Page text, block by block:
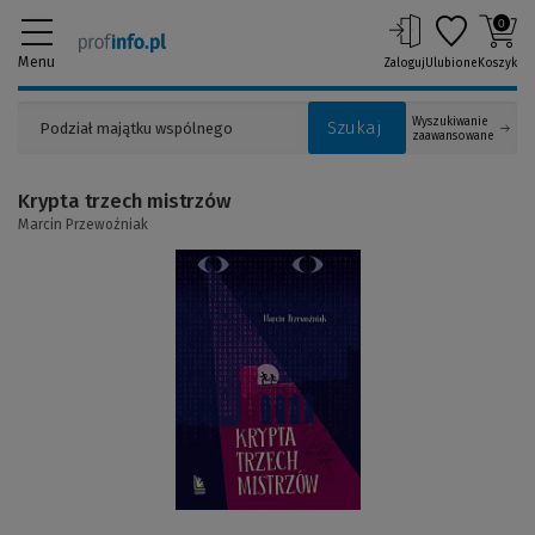
Menu
Szukaj
Wyszukiwanie
zaawansowane
ZalogujUlubione
0
Koszyk
Krypta trzech mistrzów
Marcin Przewoźniak